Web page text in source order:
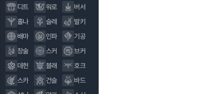
디트 워로
버서
홀나
슬레
발키
배마
인파
기공
창술
스커
브커
데헌
블래
호크
스카
건슬
바드